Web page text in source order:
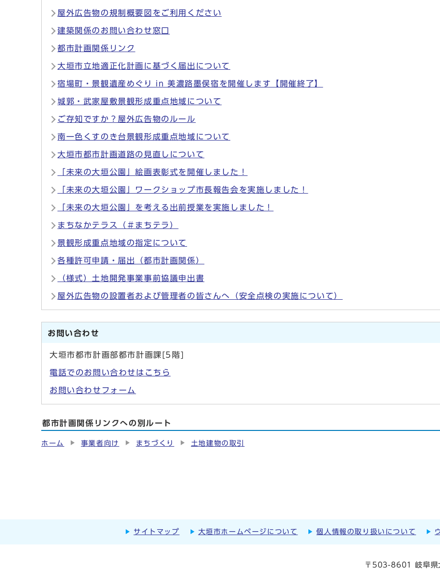
屋外広告物の規制概要図をご利用ください
建築関係のお問い合わせ窓口
都市計画関係リンク
大垣市立地適正化計画に基づく届出について
宿場町・景観遺産めぐり in 美濃路墨俣宿を開催します【開催終了】
城郭・武家屋敷景観形成重点地域について
ご存知ですか？屋外広告物のルール
南一色くすのき台景観形成重点地域について
大垣市都市計画道路の見直しについて
「未来の大垣公園」絵画表彰式を開催しました！
「未来の大垣公園」ワークショップ市長報告会を実施しました！
「未来の大垣公園」を考える出前授業を実施しました！
まちなかテラス（＃まちテラ）
景観形成重点地域の指定について
各種許可申請・届出（都市計画関係）
（様式）土地開発事業事前協議申出書
屋外広告物の設置者および管理者の皆さんへ（安全点検の実施について）
お問い合わせ
大垣市都市計画部都市計画課[5階]
電話でのお問い合わせはこちら
お問い合わせフォーム
都市計画関係リンクへの別ルート
ホーム 事業者向け まちづくり 土地建物の取引
サイトマップ 大垣市ホームページについて 個人情報の取り扱いについて
〒503-8601 岐阜県